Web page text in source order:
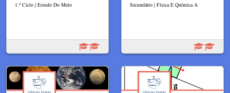
1.º Ciclo | Estudo Do Meio Secundário | Física E Química A